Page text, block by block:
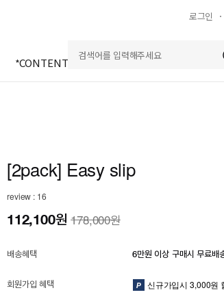
로그인
*CONTENTS
[2pack] Easy slip
review : 16
112,100원178,000원
배송혜택 6만원 이상 구매시 무료
회원가입 혜택 신규가입시 3,000원